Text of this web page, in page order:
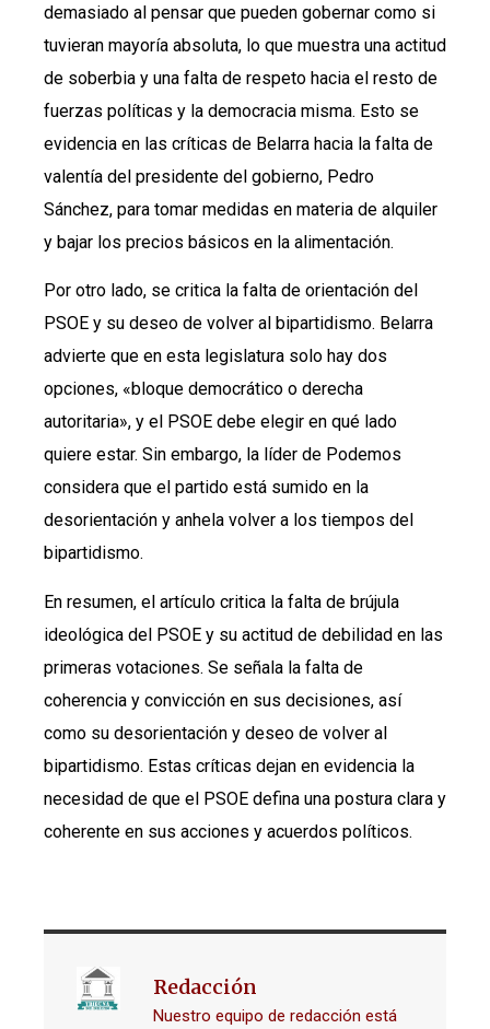
demasiado al pensar que pueden gobernar como si
tuvieran mayoría absoluta, lo que muestra una actitud
de soberbia y una falta de respeto hacia el resto de
fuerzas políticas y la democracia misma. Esto se
evidencia en las críticas de Belarra hacia la falta de
valentía del presidente del gobierno, Pedro
Sánchez, para tomar medidas en materia de alquiler
y bajar los precios básicos en la alimentación.
Por otro lado, se critica la falta de orientación del
PSOE y su deseo de volver al bipartidismo. Belarra
advierte que en esta legislatura solo hay dos
opciones, «bloque democrático o derecha
autoritaria», y el PSOE debe elegir en qué lado
quiere estar. Sin embargo, la líder de Podemos
considera que el partido está sumido en la
desorientación y anhela volver a los tiempos del
bipartidismo.
En resumen, el artículo critica la falta de brújula
ideológica del PSOE y su actitud de debilidad en las
primeras votaciones. Se señala la falta de
coherencia y convicción en sus decisiones, así
como su desorientación y deseo de volver al
bipartidismo. Estas críticas dejan en evidencia la
necesidad de que el PSOE defina una postura clara y
coherente en sus acciones y acuerdos políticos.
Redacción
Nuestro equipo de redacción está